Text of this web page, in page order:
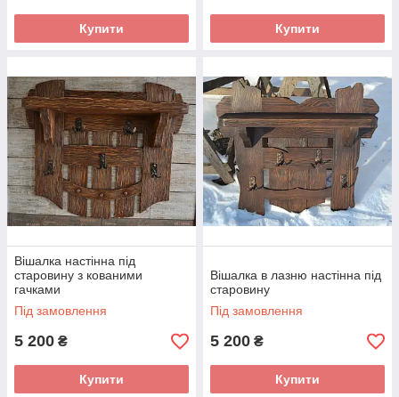
Купити Купити
Вішалка настінна під
старовину з кованими
гачками
Під замовлення
5 200 ₴
Купити
Вішалка в лазню настінна під
старовину
Під замовлення
5 200 ₴
Купити